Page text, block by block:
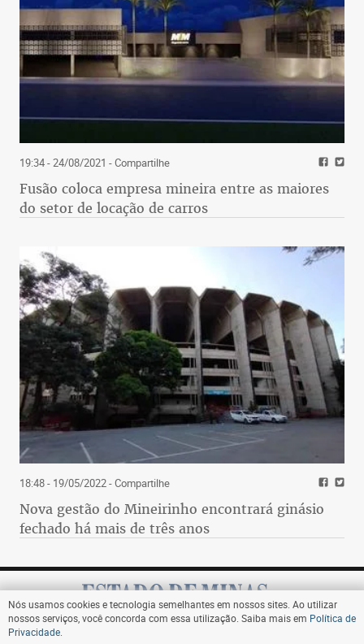
19:34 - 24/08/2021 - Compartilhe
Fusão coloca empresa mineira entre as maiores
do setor de locação de carros
18:48 - 19/05/2022- Compartilhe
Nova gestão do Mineirinho encontrará ginásio
fechado há mais de três anos
Nós usamos cookies e tecnologia semelhantes em nossos sites. Ao utilizar
nossos serviços, você concorda com essa utilização. Saiba mais em Política de
Privacidade